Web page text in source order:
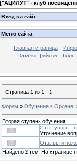
["АЦИЛУТ" - клуб
Вход на сайт
Меню сайта
Главная страница
Каталог файлов
Блог
Страница 1 из 1 1
Форум » Обучение в Ордене.
Вторая ступень обучения.
2-я ступень -
Уточнение
Отзывы и
Найдено 2 тем. На странице